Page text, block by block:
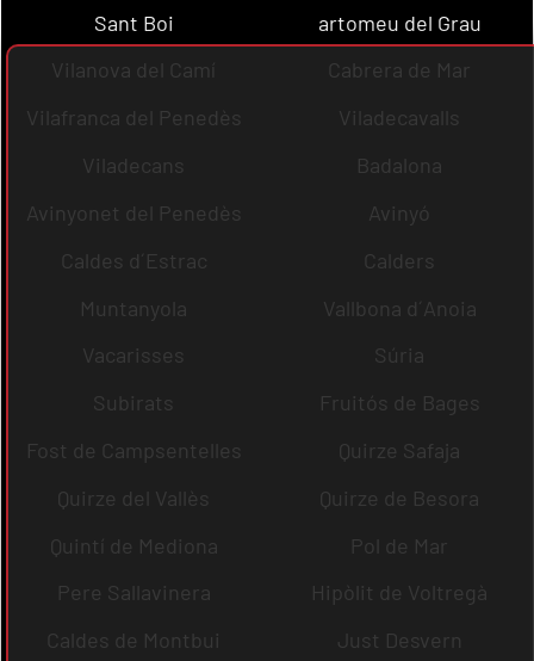
Sant Boi
artomeu del Grau
Vilanova del Camí
Cabrera de Mar
Vilafranca del Penedès
Viladecavalls
Viladecans
Badalona
Avinyonet del Penedès
Avinyó
Caldes d´Estrac
Calders
Muntanyola
Vallbona d´Anoia
Vacarisses
Súria
Subirats
Fruitós de Bages
Fost de Campsentelles
Quirze Safaja
Quirze del Vallès
Quirze de Besora
Quintí de Mediona
Pol de Mar
Pere Sallavinera
Hipòlit de Voltregà
Caldes de Montbui
Just Desvern